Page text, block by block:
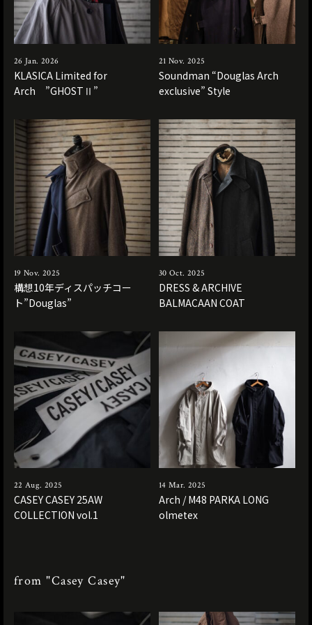
26 Jan. 2026
KLASICA Limited for
Arch ”GHOSTⅡ”
21 Nov. 2025
Soundman “Douglas Arch
exclusive” Style
19 Nov. 2025
構想10年ディスパッチコー
ト”Douglas”
30 Oct. 2025
DRESS & ARCHIVE
BALMACAAN COAT
22 Aug. 2025
CASEY CASEY 25AW
COLLECTION vol.1
14 Mar. 2025
Arch / M48 PARKA LONG
olmetex
from "Casey Casey"